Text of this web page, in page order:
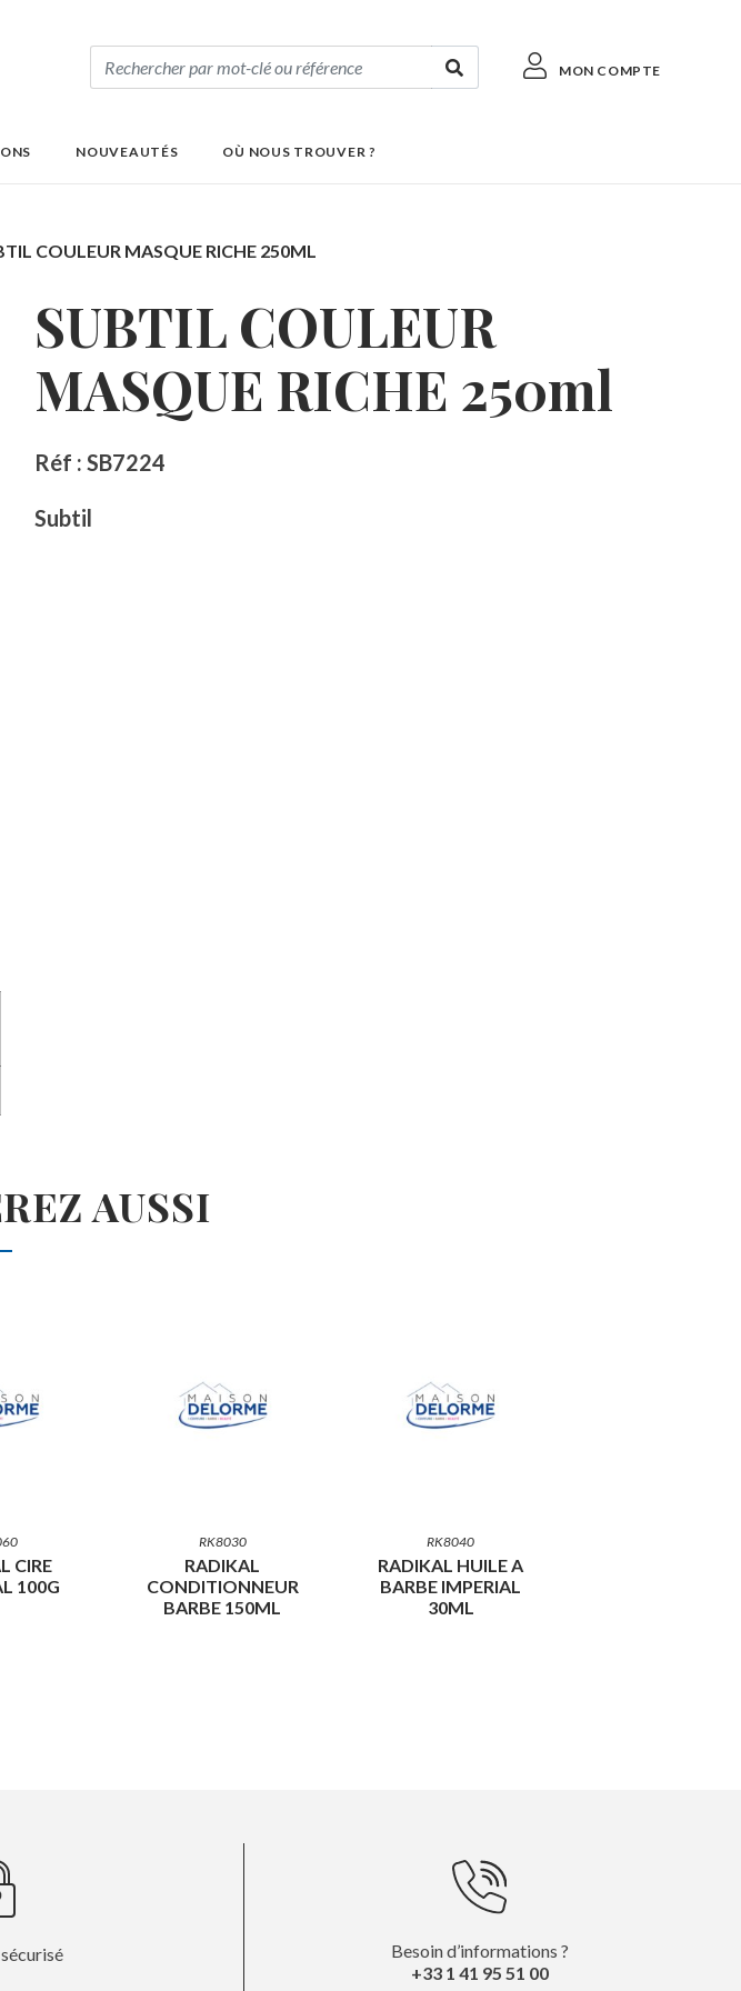
MON COMPTE
NOUVEAUTÉS OÙ NOUS TROUVER ?
COULEUR MASQUE RICHE 250ML
SUBTIL COULEUR
MASQUE RICHE 250ml
Réf : SB7224
Subtil
AUSSI
CIRE
100G
RK8030
RADIKAL
CONDITIONNEUR
BARBE 150ML
RK8040
RADIKAL HUILE A
BARBE IMPERIAL
30ML
Besoin d’informations ?
+33 1 41 95 51 00